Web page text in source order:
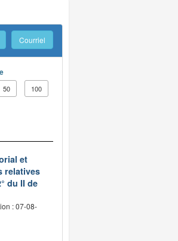
Courriel
50 100
et
relatives
du II de
: 07-08-